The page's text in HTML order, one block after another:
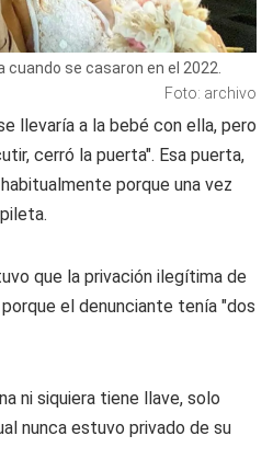
cuando se casaron en el 2022.
Foto: archivo
llevaría a la bebé con ella, pero
cerró la puerta". Esa puerta,
porque una vez
que la privación ilegítima de
el denunciante tenía "dos
ni siquiera tiene llave, solo
nunca estuvo privado de su